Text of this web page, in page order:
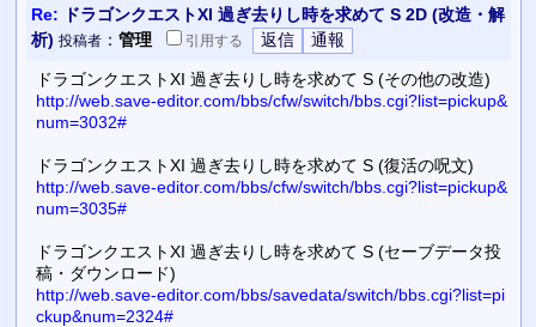
Re: ドラゴンクエストXI 過ぎ去りし時を求めて S 2D (改造・解
析) 投稿者： 管理 引用する
ドラゴンクエストXI 過ぎ去りし時を求めて S (その他の改造)
http://web.save-editor.com/bbs/cfw/switch/bbs.cgi?list=pickup&
num=3032#
ドラゴンクエストXI 過ぎ去りし時を求めて S (復活の呪文)
http://web.save-editor.com/bbs/cfw/switch/bbs.cgi?list=pickup&
num=3035#
ドラゴンクエストXI 過ぎ去りし時を求めて S (セーブデータ投
稿・ダウンロード)
http://web.save-editor.com/bbs/savedata/switch/bbs.cgi?list=pi
ckup&num=2324#